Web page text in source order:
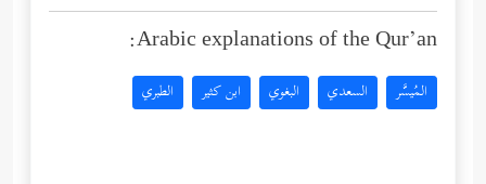
Arabic explanations of the Qur’an:
المُيسَّر السعدي البغوي ابن كثير الطبري